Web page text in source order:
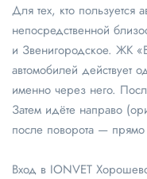
Для тех, кто пользуется
непосредственной
и Звенигородское. ЖК
автомобилей действует
именно через него.
Затем идёте направо
после поворота —
Вход в IONVET